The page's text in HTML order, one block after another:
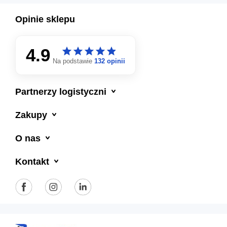
Opinie sklepu
4.9 starstarstarstarstar
starstarstarstarstar
Na podstawie 132 opinii
Partnerzy logistyczni
Zakupy
O nas
Kontakt